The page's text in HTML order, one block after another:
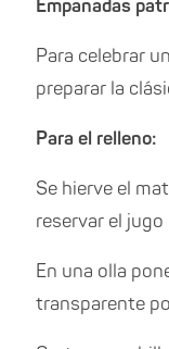
Empanadas
Para celebrar
preparar la
Para el relleno:
Se hierve el
reservar el jugo
En una olla
transparente